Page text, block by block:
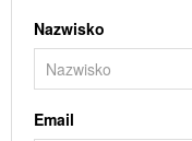
Nazwisko
Email